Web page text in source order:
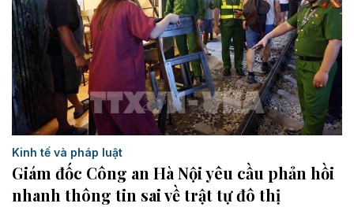
Kinh tế và pháp luật
Giám đốc Công an Hà Nội yêu cầu phản hồi
nhanh thông tin sai về trật tự đô thị